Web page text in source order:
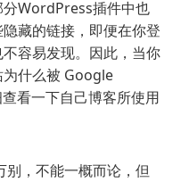
WordPress插件中也
藏的链接，即便在你登
容易发现。因此，当你
什么被 Google
看一下自己博客所使用
，不能一概而论，但